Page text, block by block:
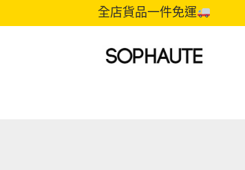
全店貨品一件免運